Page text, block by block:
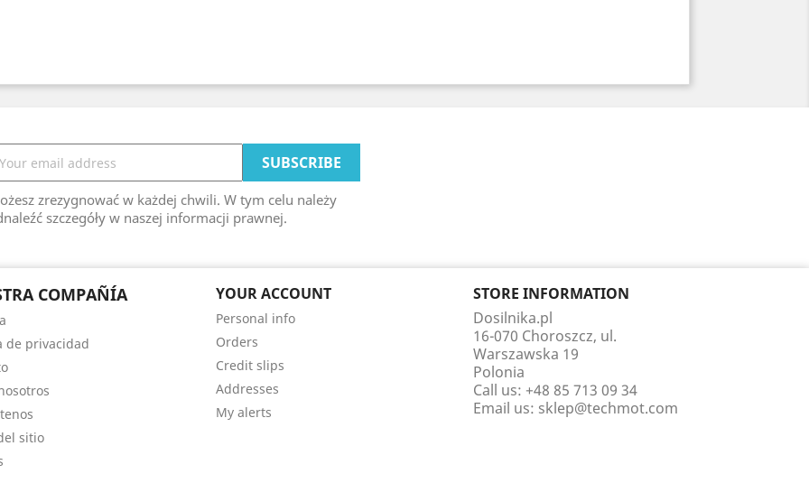
zrezygnować w każdej chwili. W tym celu należy
szczegóły w naszej informacji prawnej.
COMPAÑÍA
de privacidad
sitio
YOUR ACCOUNT
Personal info
Orders
Credit slips
Addresses
My alerts
STORE INFORMATION
Dosilnika.pl
16-070 Choroszcz, ul.
Warszawska 19
Polonia
Call us: +48 85 713 09 34
Email us: sklep@techmot.com